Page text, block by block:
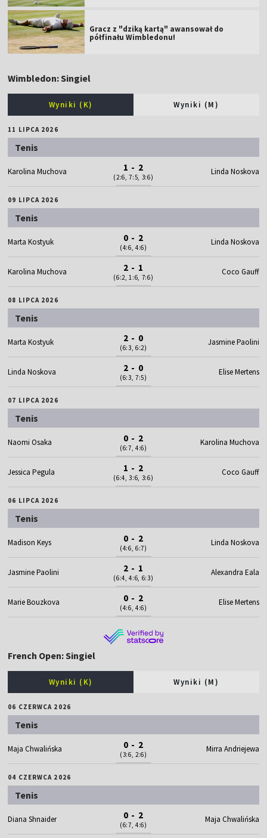
Gracz z "dziką kartą" awansował do
półfinału Wimbledonu!
Wimbledon: Singiel
Wyniki (K) Wyniki (M)
11 LIPCA 2026
Tenis
Karolina Muchova 1 - 2
(2:6, 7:5, 3:6)
Linda Noskova
09 LIPCA 2026
Tenis
Marta Kostyuk 0 - 2
(4:6, 4:6)
Linda Noskova
Karolina Muchova 2 - 1
(6:2, 1:6, 7:6)
Coco Gauff
08 LIPCA 2026
Tenis
Marta Kostyuk 2 - 0
(6:3, 6:2)
Jasmine Paolini
Linda Noskova 2 - 0
(6:3, 7:5)
Elise Mertens
07 LIPCA 2026
Tenis
Naomi Osaka 0 - 2
(6:7, 4:6)
Karolina Muchova
Jessica Pegula 1 - 2
(6:4, 3:6, 3:6)
Coco Gauff
06 LIPCA 2026
Tenis
Madison Keys 0 - 2
(4:6, 6:7)
Linda Noskova
Jasmine Paolini 2 - 1
(6:4, 4:6, 6:3)
Alexandra Eala
Marie Bouzkova 0 - 2
(4:6, 4:6)
Elise Mertens
French Open: Singiel
Wyniki (K) Wyniki (M)
06 CZERWCA 2026
Tenis
Maja Chwalińska 0 - 2
(3:6, 2:6)
Mirra Andriejewa
04 CZERWCA 2026
Tenis
Diana Shnaider 0 - 2
(6:7, 4:6)
Maja Chwalińska